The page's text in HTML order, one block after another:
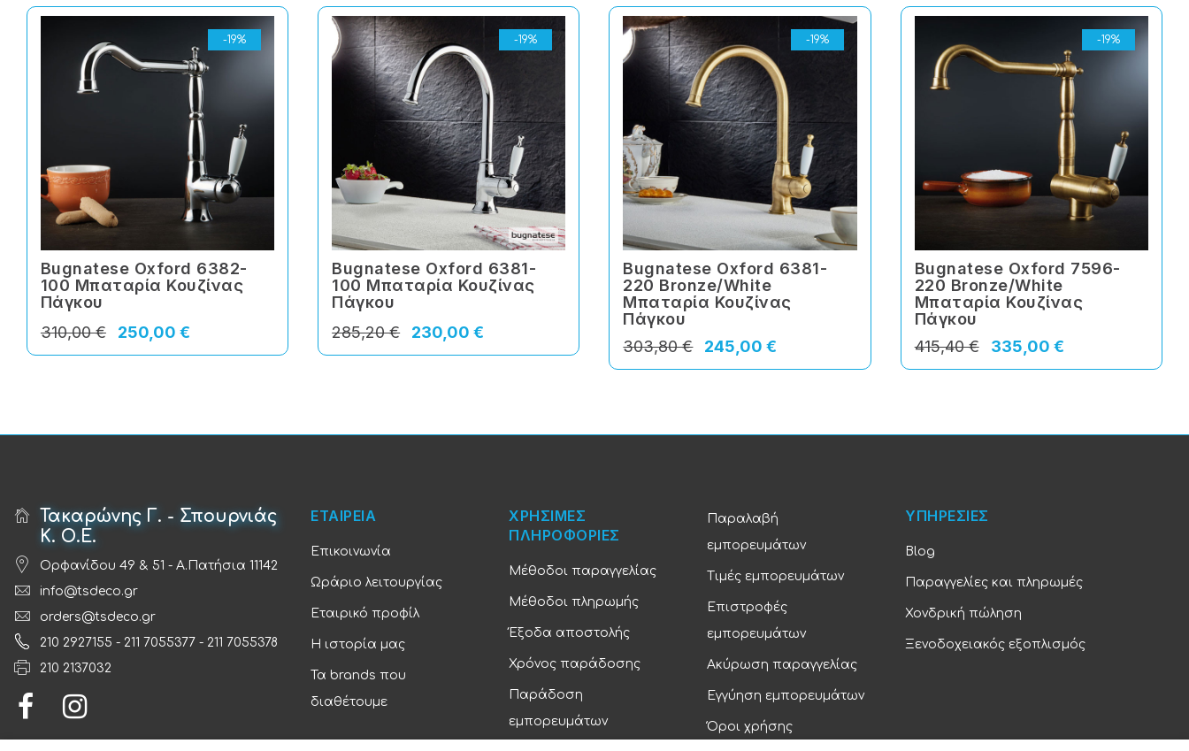
-19%
Bugnatese Oxford 6382-
100 Μπαταρία Κουζίνας
Πάγκου
250,00 €
310,00 €
-19%
Bugnatese Oxford 6381-
100 Μπαταρία Κουζίνας
Πάγκου
230,00 €
285,20 €
-19%
Bugnatese Oxford 6381-
220 Bronze/White
Μπαταρία Κουζίνας
Πάγκου
245,00 €
303,80 €
-19%
Bugnatese Oxford 7596-
220 Bronze/White
Μπαταρία Κουζίνας
Πάγκου
335,00 €
415,40 €
Τακαρώνης Γ. - Σπουρνιάς
Κ. Ο.Ε.
Ορφανίδου 49 & 51 - Α.Πατήσια 11142
info@tsdeco.gr
orders@tsdeco.gr
210 2927155 - 211 7055377 - 211 7055378
210 2137032
ΕΤΑΙΡΕΙΑ
Επικοινωνία
Ωράριο λειτουργίας
Εταιρικό προφίλ
Η ιστορία μας
Τα brands που
διαθέτουμε
ΧΡΗΣΙΜΕΣ
ΠΛΗΡΟΦΟΡΙΕΣ
Μέθοδοι παραγγελίας
Μέθοδοι πληρωμής
Έξοδα αποστολής
Χρόνος παράδοσης
Παράδοση
εμπορευμάτων
Παραλαβή
εμπορευμάτων
Τιμές εμπορευμάτων
Επιστροφές
εμπορευμάτων
Ακύρωση παραγγελίας
Εγγύηση εμπορευμάτων
Όροι χρήσης
ΥΠΗΡΕΣΙΕΣ
Blog
Παραγγελίες και πληρωμές
Χονδρική πώληση
Ξενοδοχειακός εξοπλισμός